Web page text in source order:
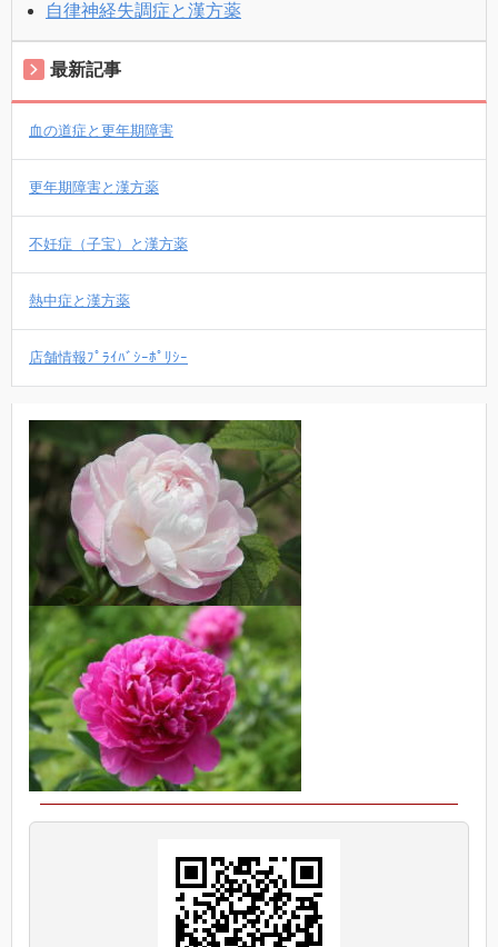
自律神経失調症と漢方薬
最新記事
血の道症と更年期障害
更年期障害と漢方薬
不妊症（子宝）と漢方薬
熱中症と漢方薬
店舗情報ﾌﾟﾗｲﾊﾞｼｰﾎﾟﾘｼｰ